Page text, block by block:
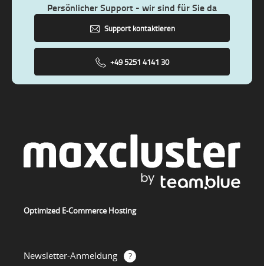
Persönlicher Support - wir sind für Sie da
Support kontaktieren
+49 5251 4141 30
Optimized E-Commerce Hosting
Newsletter-Anmeldung